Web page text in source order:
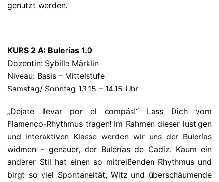
genutzt werden.
KURS 2 A: Bulerías 1.0
Dozentin: Sybille Märklin
Niveau: Basis – Mittelstufe
Samstag/ Sonntag 13.15 – 14.15 Uhr
„Déjate llevar por el compás!“ Lass Dich vom
Flamenco-Rhythmus tragen! Im Rahmen dieser lustigen
und interaktiven Klasse werden wir uns der Bulerías
widmen – genauer, der Bulerías de Cadiz. Kaum ein
anderer Stil hat einen so mitreißenden Rhythmus und
birgt so viel Spontaneität, Witz und überschäumende